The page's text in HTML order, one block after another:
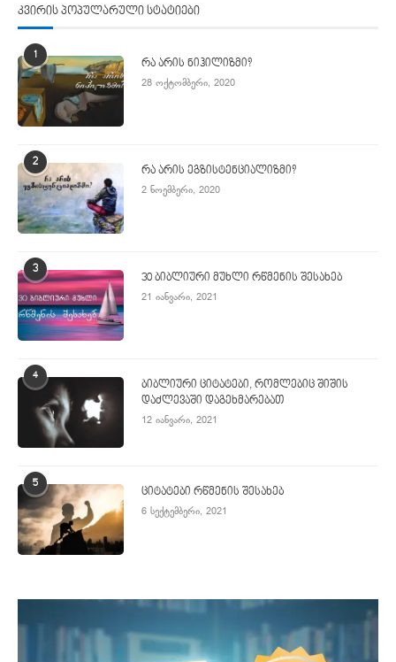
კვირის პოპულარული სტატიები
1
რა არის ნიჰილიზმი?
28 ოქტომბერი, 2020
2
რა არის ეგზისტენციალიზმი?
2 ნოემბერი, 2020
3
30 ბიბლიური მუხლი რწმენის შესახებ
21 იანვარი, 2021
4
ბიბლიური ციტატები, რომლებიც შიშის
დაძლევაში დაგეხმარებათ
12 იანვარი, 2021
5
ციტატები რწმენის შესახებ
6 სექტემბერი, 2021